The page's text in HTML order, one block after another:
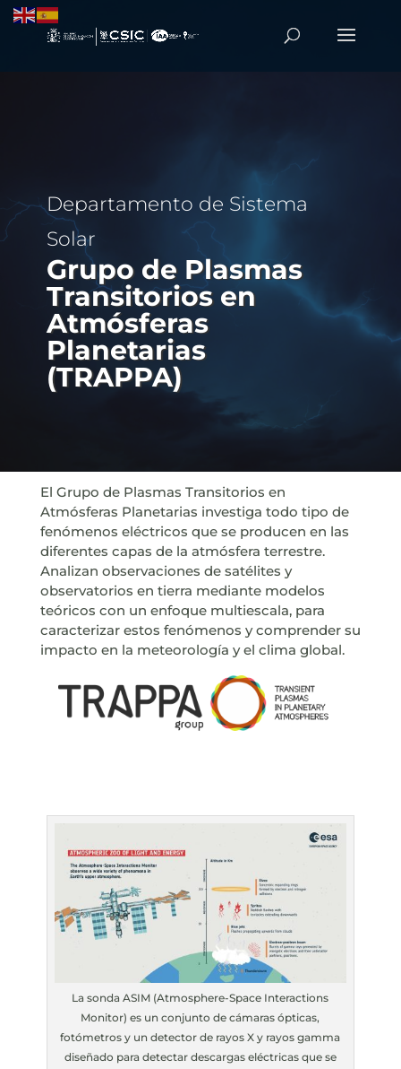
Departamento de Sistema
Solar
Grupo de Plasmas
Transitorios en
Atmósferas
Planetarias
(TRAPPA)
El Grupo de Plasmas Transitorios en
Atmósferas Planetarias investiga todo tipo de
fenómenos eléctricos que se producen en las
diferentes capas de la atmósfera terrestre.
Analizan observaciones de satélites y
observatorios en tierra mediante modelos
teóricos con un enfoque multiescala, para
caracterizar estos fenómenos y comprender su
impacto en la meteorología y el clima global.
La sonda ASIM (Atmosphere-Space Interactions
Monitor) es un conjunto de cámaras ópticas,
fotómetros y un detector de rayos X y rayos gamma
diseñado para detectar descargas eléctricas que se